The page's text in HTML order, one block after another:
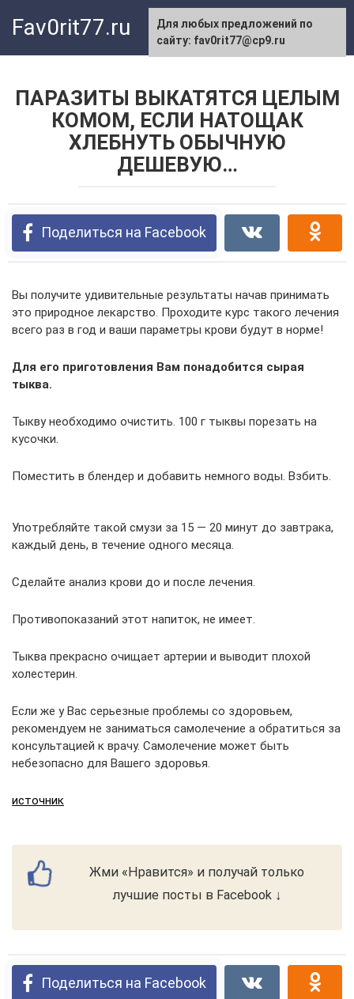
Fav0rit77.ru
ПАРАЗИТЫ ВЫКАТЯТСЯ ЦЕЛЫМ
КОМОМ, ЕСЛИ НАТОЩАК
ХЛЕБНУТЬ ОБЫЧНУЮ
ДЕШЕВУЮ…
Поделиться на Facebook
Вы получите удивительные результаты начав принимать
это природное лекарство. Проходите курс такого лечения
всего раз в год и ваши параметры крови будут в норме!
Для его приготовления Вам понадобится сырая
тыква.
Тыкву необходимо очистить. 100 г тыквы порезать на
кусочки.
Поместить в блендер и добавить немного воды. Взбить.
Употребляйте такой смузи за 15 — 20 минут до завтрака,
каждый день, в течение одного месяца.
Сделайте анализ крови до и после лечения.
Противопоказаний этот напиток, не имеет.
Тыква прекрасно очищает артерии и выводит плохой
холестерин.
Если же у Вас серьезные проблемы со здоровьем,
рекомендуем не заниматься самолечение а обратиться за
консультацией к врачу. Самолечение может быть
небезопасно для Вашего здоровья.
источник
Жми «Нравится» и получай только
лучшие посты в Facebook ↓
Поделиться на Facebook
Для любых предложений по
сайту: fav0rit77@cp9.ru